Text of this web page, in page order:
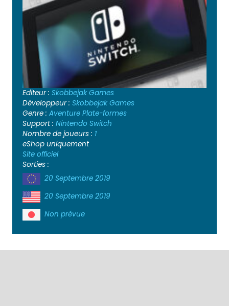
Editeur : Skobbejak Games
Développeur : Skobbejak Games
Genre : Aventure Plate-formes
Support : Nintendo Switch
Nombre de joueurs : 1
eShop uniquement
Site officiel
Sorties :
20 Septembre 2019
20 Septembre 2019
Non prévue